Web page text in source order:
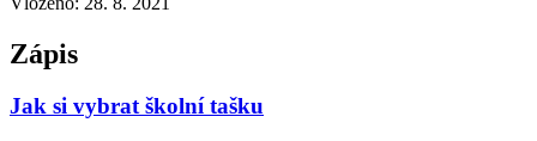
Zápis
Jak si vybrat školní tašku